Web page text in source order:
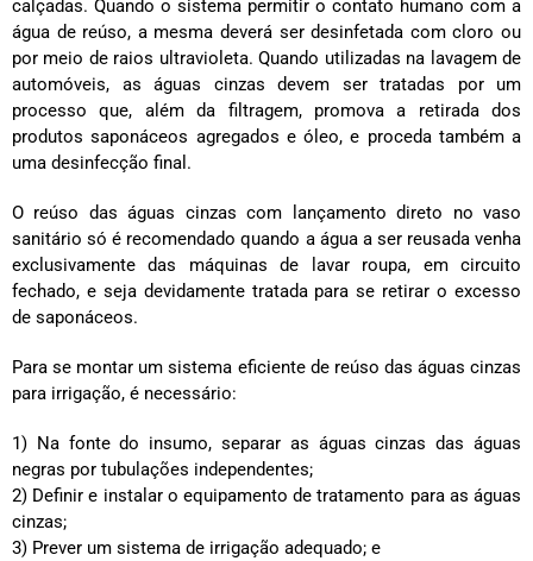
calçadas. Quando o sistema permitir o contato humano com a
água de reúso, a mesma deverá ser desinfetada com cloro ou
por meio de raios ultravioleta. Quando utilizadas na lavagem de
automóveis, as águas cinzas devem ser tratadas por um
processo que, além da filtragem, promova a retirada dos
produtos saponáceos agregados e óleo, e proceda também a
uma desinfecção final.
O reúso das águas cinzas com lançamento direto no vaso
sanitário só é recomendado quando a água a ser reusada venha
exclusivamente das máquinas de lavar roupa, em circuito
fechado, e seja devidamente tratada para se retirar o excesso
de saponáceos.
Para se montar um sistema eficiente de reúso das águas cinzas
para irrigação, é necessário:
1) Na fonte do insumo, separar as águas cinzas das águas
negras por tubulações independentes;
2) Definir e instalar o equipamento de tratamento para as águas
cinzas;
3) Prever um sistema de irrigação adequado; e